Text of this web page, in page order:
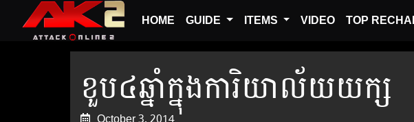
HOME GUIDE ITEMS VIDEO TOP
ខួប៤ឆ្នាំក្នុងការិយាល័យយក្ស